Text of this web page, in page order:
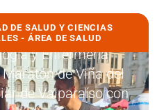
DE SALUD Y CIENCIAS
- ÁREA DE SALUD
y Enfermería
de Viña del
de Valparaíso con